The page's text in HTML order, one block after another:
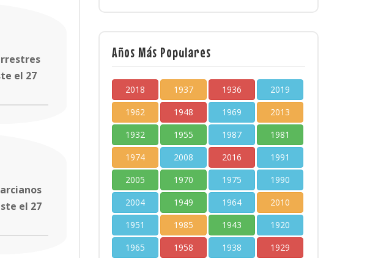
el 27
el 27
Años Más Populares
2018 1937 1936
2019
1962
1948 1969
2013
1932
1955 1987
1981
1974
2008 2016
1991
2005
1970 1975
1990
2004
1949 1964
2010
1951
1985 1943
1920
1965
1958 1938
1929